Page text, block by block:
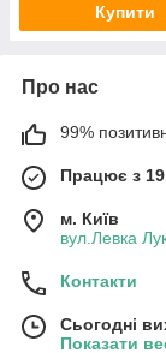
Купити
Про нас
99%
Працює з
м. Київ
вул.Левка
Контакти
Сьогодні
Показати